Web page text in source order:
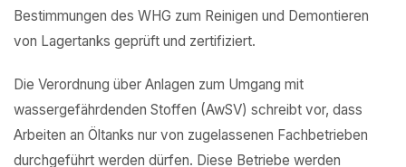
Bestimmungen des WHG zum Reinigen und Demontieren
von Lagertanks geprüft und zertifiziert.
Die Verordnung über Anlagen zum Umgang mit
wassergefährdenden Stoffen (AwSV) schreibt vor, dass
Arbeiten an Öltanks nur von zugelassenen Fachbetrieben
durchgeführt werden dürfen. Diese Betriebe werden